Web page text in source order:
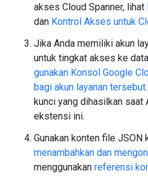
akses Cloud Spanner, lihat
dan Kontrol Akses untuk
Jika Anda memiliki akun
untuk tingkat akses ke
gunakan Konsol Google
bagi akun layanan tersebut
kunci yang dihasilkan saat
ekstensi ini.
Gunakan konten file JSON
menambahkan dan
menggunakan referensi